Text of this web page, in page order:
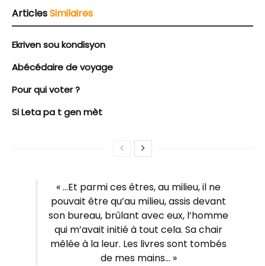
ArticlesSimilaires
Ekriven sou kondisyon
Abécédaire de voyage
Pour qui voter ?
Si Leta pa t gen mèt
« …Et parmi ces êtres, au milieu, il ne
pouvait être qu’au milieu, assis devant
son bureau, brûlant avec eux, l’homme
qui m’avait initié à tout cela. Sa chair
mêlée à la leur. Les livres sont tombés
de mes mains… »